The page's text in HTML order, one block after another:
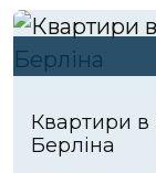
Квартири в
Берліна